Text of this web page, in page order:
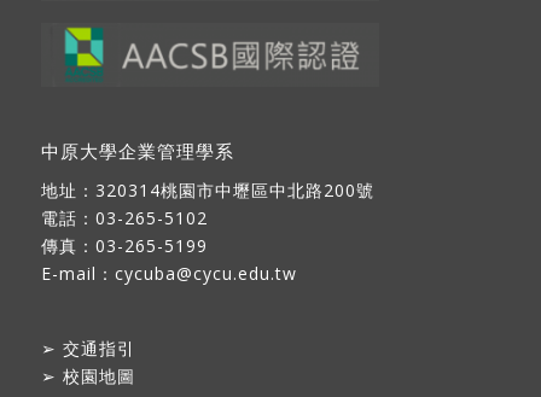
中原大學企業管理學系
地址： 320314桃園市中壢區中北路200號
電話：03-265-5102
傳真：03-265-5199
E-mail： cycuba@cycu.edu.tw
➢ 交通指引
➢ 校園地圖